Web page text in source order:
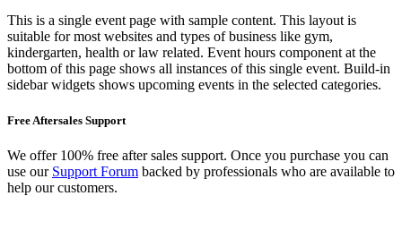
This is a single event page with sample content. This layout is
suitable for most websites and types of business like gym,
kindergarten, health or law related. Event hours component at the
bottom of this page shows all instances of this single event. Build-in
sidebar widgets shows upcoming events in the selected categories.
Free Aftersales Support
We offer 100% free after sales support. Once you purchase you can
use our Support Forum backed by professionals who are available to
help our customers.